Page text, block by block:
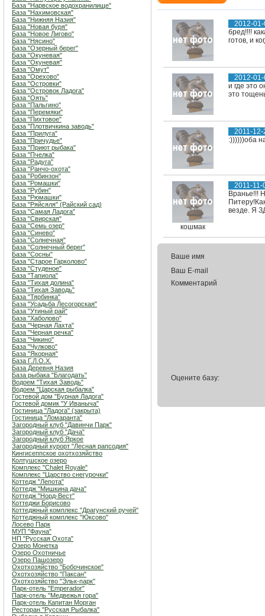
База "Нарвское водохранилище"
База "Нахимовская"
База "Нижняя Назия"
База "Новая буря"
База "Новое Лигово"
База "Нясино"
База "Озерный берег"
База "Окуневая"
База "Окуневая"
База "Омут"
База "Орехово"
База "Островки"
База "Островок Ладога"
База "Оять"
База "Пальгино"
База "Перемяки"
База "Пихтовое"
База "Плотвичкина заводь"
База "Прилуга"
База "Причудье"
База "Приют рыбака"
База "Пчелка"
База "Радуга"
База "Ранчо-охота"
База "Робинзон"
База "Ромашки"
База "Рубин"
База "Рюмашки"
База "Ряйсяля" (Райский сад)
База "Самая Ладога"
База "Свирская"
База "Семь озер"
База "Синево"
База "Солнечная"
База "Солнечный берег"
База "Сосны"
База "Старое Гарколово"
База "Студеное"
База "Тапиола"
База "Тихая долина"
База "Тихая Заводь"
База "Тярбинка"
База "Усадьба Лесогорская"
База "Утиный рай"
База "Хаболово"
База "Черная Лахта"
База "Черная речка"
База "Чикино"
База "Чулково"
База "Якорная"
База Г.Л.О.Х.
База Деревня Назия
База рыбака "Благодать"
Водоем "Тихая Заводь"
Водоем "Царская рыбалка"
Гостевой дом "Бурная Ладога"
Гостевой домик "У Иваныча"
Гостиница "Ладога" (закрыта)
Гостиница "Ломаранта"
Загородный клуб "Давинчи Парк"
Загородный клуб "Дача"
Загородный клуб Яркое
Загородный курорт "Лесная рапсодия"
Кингисеппское охотхозяйство
Колтушское озеро
Комплекс "Chalet Royale"
Комплекс "Царство снегурочки"
Коттедж "Лепота"
Коттедж "Мишкина дача"
Коттедж "Норд-Вест"
Коттеджи Борисово
Коттеджный комплекс "Драгунский ручей"
Коттеджный комплекс "Юксово"
Лосево Парк
МУП "Фауна"
НП "Русская Охота"
Озеро Монетка
Озеро Охотничье
Озеро Пашозеро
Охотхозяйство "Бобочинское"
Охотхозяйство "Паксан"
Охотхозяйство "Эльк-парк"
Парк-отель "Emperador"
Парк-отель "Медвежья гора"
Парк-отель Капитан Морган
Ресторан "Русская Рыбалка"
2012-
бред!!!!
готов, и
2012-
и где это
это
2011-12-
:))))))оба
кошмак
2011-11-
Вранье!!!
везде. Я
Ваше имя
Ваш E-mail
Комментарий
Оцените базу: